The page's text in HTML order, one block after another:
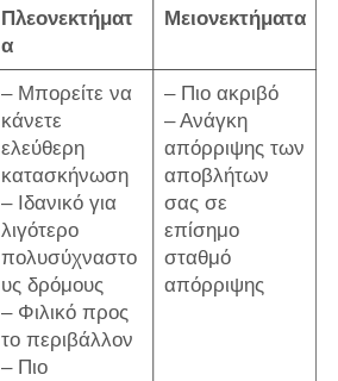
Πλεονεκτήματ
α
Μειονεκτήματα
– Μπορείτε να
κάνετε
ελεύθερη
κατασκήνωση
– Ιδανικό για
λιγότερο
πολυσύχναστο
υς δρόμους
– Φιλικό προς
το περιβάλλον
– Πιο
– Πιο ακριβό
– Ανάγκη
απόρριψης των
αποβλήτων
σας σε
επίσημο
σταθμό
απόρριψης